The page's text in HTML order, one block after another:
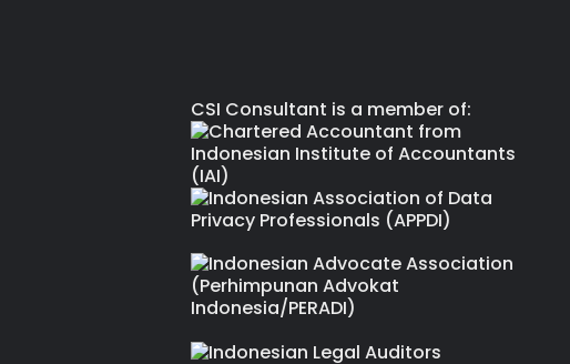
CSI Consultant is a member of: